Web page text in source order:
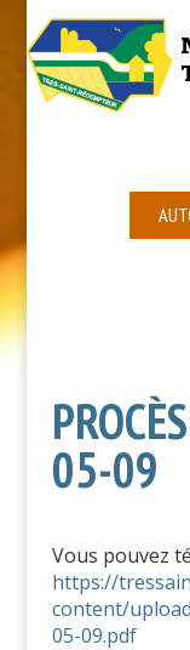
05-09
Vous pouvez
https://
content/
05-09.pdf